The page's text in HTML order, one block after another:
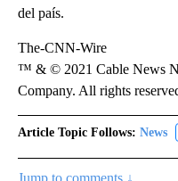
del país.
The-CNN-Wire
™ & © 2021 Cable News
Company. All rights
Article Topic Follows: News
Jump to comments ↓